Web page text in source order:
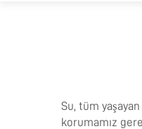
Su, tüm yaşayan
korumamız